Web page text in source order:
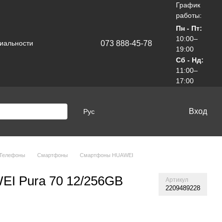
073 888-45-78
График
работы:
Пн - Пт:
10:00–
19:00
Сб - Нд:
11:00–
17:00
Рус Вход
Смартфоны Смартфоны HUAWEI
Pura 70 12/256GB Артикул
2209489228